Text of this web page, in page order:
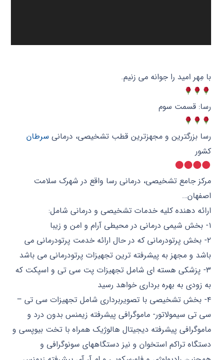
با مِهر امید را جوانه می زنیم.
رسا: قسمت سوم
رسا بزرگترین و مجهزترین قطب تشخیصی، درمانی سرطان
کشور
مرکز جامع تشخیصی، درمانی رسا واقع در شهرک سلامت
اصفهان…
ارائه دهنده کلیه خدمات تشخیصی و درمانی شامل:
۱- بخش شیمی درمانی در محیطی آرام و امن و زیبا
۲- بخش پرتودرمانی که در حال ارائه خدمت پرتودرمانی می
باشد و مجهز به پیشرفته ترین تجهیزات پرتودرمانی می باشد
۳- پزشکی هسته ای شامل تجهیزات پت سی تی و اسپکت که
به زودی به بهره برداری خواهد رسید
۴- بخش تشخیصی با تصویربرداری شامل تجهیزات سی تی –
سی تی سیمولاتور- ماموگرافی پیشرفته زیمنس بدون درد و
ماموگرافی پیشرفته دیجیتال هالوژیک همراه با تخت بیوپسی و
دستگاه تراکم استخوان و نیز دستگاههای سونوگرافی و